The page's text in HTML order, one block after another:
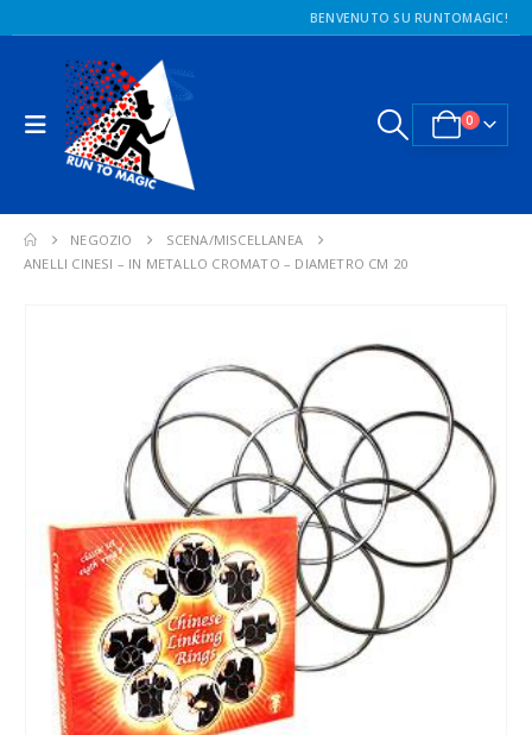
BENVENUTO SU RUNTOMAGIC!
0
NEGOZIO
SCENA/MISCELLANEA
ANELLI CINESI – IN METALLO CROMATO – DIAMETRO CM 20